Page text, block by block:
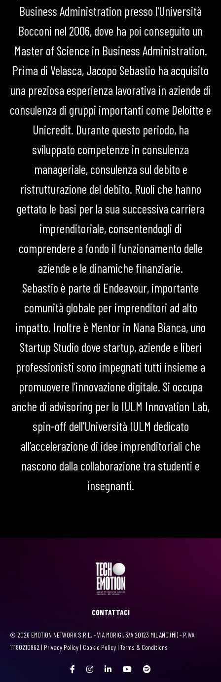
Business Administration presso l'Università
Bocconi nel 2006, dove ha poi conseguito un
Master of Science in Business Administration.
Prima di Velasca, Jacopo Sebastio ha acquisito
una preziosa esperienza lavorativa in aziende di
consulenza di gruppi importanti come Deloitte e
Unicredit. Durante questo periodo, ha
sviluppato competenze in consulenza
manageriale, consulenza sul debito e
ristrutturazione del debito. Ruoli che hanno
gettato le basi per la sua successiva carriera
imprenditoriale, consentendogli di
comprendere a fondo il funzionamento delle
aziende e le dinamiche finanziarie.
Sebastio è parte di Endeavour, importante
comunità globale per imprenditori ad alto
impatto. Inoltre è Mentor in Nana Bianca, uno
Startup Studio dove startup, aziende e liberi
professionisti sono impegnati tutti insieme a
promuovere l’innovazione digitale. Si occupa
anche di advisoring per lo IULM Innovation Lab,
spin-off dell’Università IULM dedicato
all’accelerazione di idee imprenditoriali che
nascono dalla collaborazione tra studenti e
insegnanti.
CONTATTACI
© 2026 EMOTION NETWORK S.R.L. - VIA MORIGI, 3/A 20123 MILANO (MI) - P.IVA
11180210962 | Privacy Policy | Cookie Policy | Terms & Conditions